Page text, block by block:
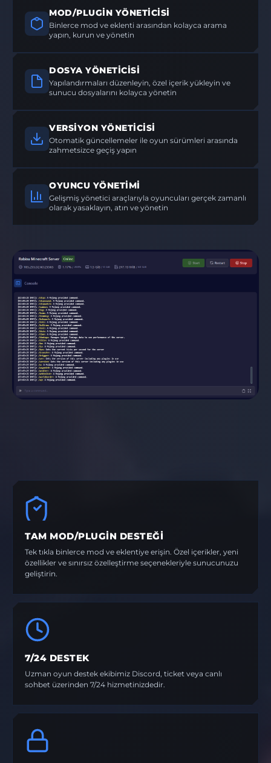
MOD/PLUGIN YÖNETICISI
Binlerce mod ve eklenti arasından kolayca arama
yapın, kurun ve yönetin
DOSYA YÖNETICISI
Yapılandırmaları düzenleyin, özel içerik yükleyin ve
sunucu dosyalarını kolayca yönetin
VERSIYON YÖNETICISI
Otomatik güncellemeler ile oyun sürümleri arasında
zahmetsizce geçiş yapın
OYUNCU YÖNETIMI
Gelişmiş yönetici araçlarıyla oyuncuları gerçek zamanlı
olarak yasaklayın, atın ve yönetin
TAM MOD/PLUGIN DESTEĞI
Tek tıkla binlerce mod ve eklentiye erişin. Özel içerikler, yeni
özellikler ve sınırsız özelleştirme seçenekleriyle sunucunuzu
geliştirin.
7/24 DESTEK
Uzman oyun destek ekibimiz Discord, ticket veya canlı
sohbet üzerinden 7/24 hizmetinizdedir.